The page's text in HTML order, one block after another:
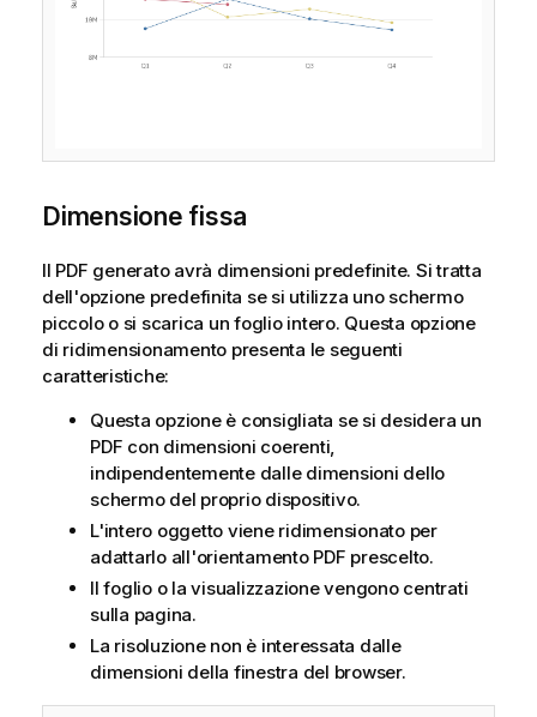
Dimensione fissa
Il PDF generato avrà dimensioni predefinite. Si tratta
dell'opzione predefinita se si utilizza uno schermo
piccolo o si scarica un foglio intero. Questa opzione
di ridimensionamento presenta le seguenti
caratteristiche:
Questa opzione è consigliata se si desidera un
PDF con dimensioni coerenti,
indipendentemente dalle dimensioni dello
schermo del proprio dispositivo.
L'intero oggetto viene ridimensionato per
adattarlo all'orientamento PDF prescelto.
Il foglio o la visualizzazione vengono centrati
sulla pagina.
La risoluzione non è interessata dalle
dimensioni della finestra del browser.